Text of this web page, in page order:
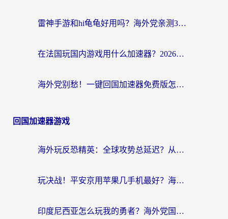
雷神手游和hi龟龟好用吗？海外党亲测3款回国加速器，教你选对国外到国内加速器
在法国玩国内游戏用什么加速器？2026实测解决延迟卡顿的实用指南
海外党别愁！一键回国加速器免费版怎么选？从踩坑到流畅访问的全攻略
回国加速器游戏
海外玩反恐精英：全球攻势总延迟？从瑞典玩神武4到外国玩黎明觉醒，选对加速器才是关键！
玩决战！平安京用苹果几手机最好？海外党必看的设备+加速器双攻略
印度尼西亚怎么玩我的勇者？海外党国服游戏加速避坑指南（附实况五行师解决方案）